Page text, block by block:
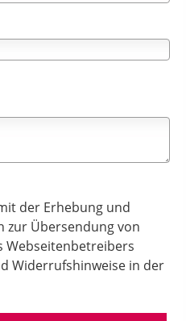
der Erhebung und
zur Übersendung von
Widerrufshinweise in der